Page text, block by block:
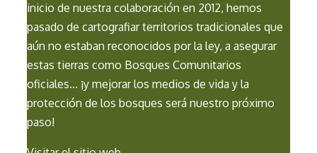
inicio de nuestra colaboración en 2012, hemos
pasado de cartografiar territorios tradicionales que
aún no estaban reconocidos por la ley, a asegurar
estas tierras como Bosques Comunitarios
oficiales... ¡y mejorar los medios de vida y la
protección de los bosques será nuestro próximo
paso!